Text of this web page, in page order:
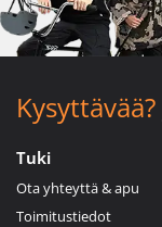
Kysyttävää?
Tuki
Ota yhteyttä & apu
Toimitustiedot